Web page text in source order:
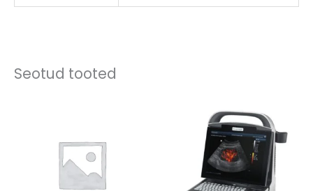
Seotud tooted
6494,00 €
kuni
8564,00 €